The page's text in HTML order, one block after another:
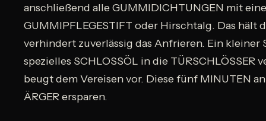
anschließend alle GUMMIDICHTUNGEN mit
GUMMIPFLEGESTIFT oder Hirschtalg. Das hält
verhindert zuverlässig das Anfrieren. Ein kleiner
spezielles SCHLOSSÖL in die TÜRSCHLÖSSER
beugt dem Vereisen vor. Diese fünf MINUTEN
ÄRGER ersparen.